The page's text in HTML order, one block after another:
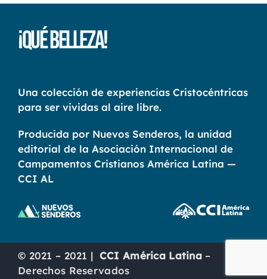
¡Qué Belleza!
Una colección de experiencias Cristocéntricas
para ser vividas al aire libre.
Producida por Nuevos Senderos, la unidad
editorial de la Asociación Internacional de
Campamentos Cristianos América Latina —
CCI AL
© 2021 – 2021 | CCI América Latina –
Derechos Reservados